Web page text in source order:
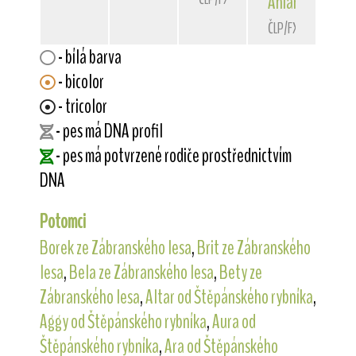
ČLP/FXH/24364
- bílá barva
- bicolor
- tricolor
- pes má DNA profil
- pes má potvrzené rodiče prostřednictvím
DNA
Potomci
Borek ze Zábranského lesa,Brit ze Zábranského
lesa,Bela ze Zábranského lesa,Bety ze
Zábranského lesa,Altar od Štěpánského rybníka,
Aggy od Štěpánského rybníka,Aura od
Štěpánského rybníka,Ara od Štěpánského